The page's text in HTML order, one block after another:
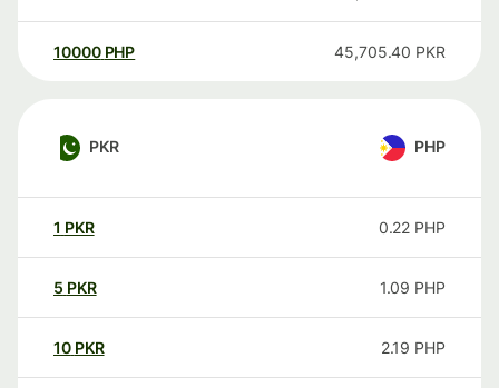
10000 PHP 45,705.40 PKR
PKR PHP
1 PKR 0.22 PHP
5 PKR 1.09 PHP
10 PKR 2.19 PHP